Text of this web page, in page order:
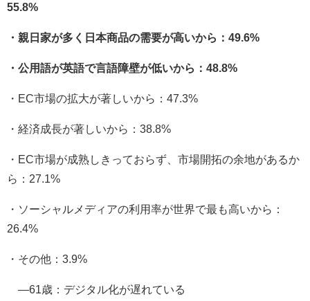
55.8%
・親日家が多く日本商品の需要が高いから：49.6%
・公用語が英語で言語障壁が低いから：48.8%
・EC市場の拡大が著しいから：47.3%
・経済成長が著しいから：38.8%
・EC市場が成熟しきっておらず、市場開拓の余地があるか
ら：27.1%
・ソーシャルメディアの利用率が世界で最も高いから：
26.4%
・その他：3.9%
―61歳：デジタル化が遅れている